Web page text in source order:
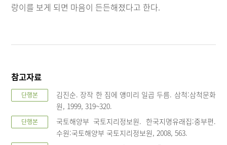
랑이를 보게 되면 마음이 든든해졌다고 한다.
참고자료
단행본
김진순. 장작 한 짐에 얭미리 일곱 두름. 삼척:삼척문화
원, 1999, 319~320.
단행본
국토해양부 국토지리정보원. 한국지명유래집:중부편.
수원:국토해양부 국토지리정보원, 2008, 563.